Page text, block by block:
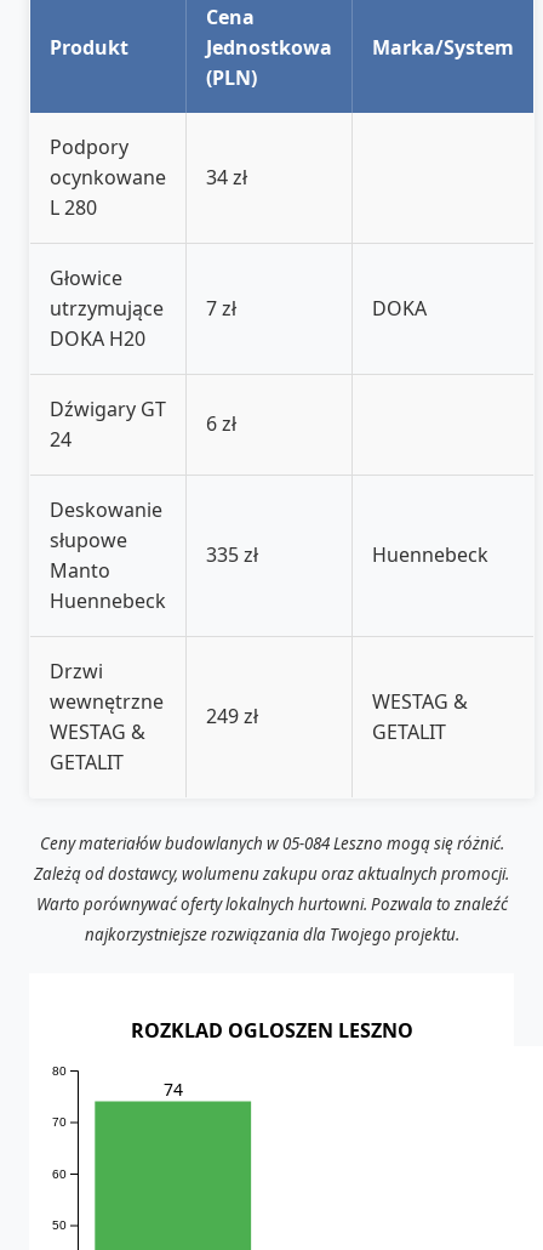
Produkt
Cena
Jednostkowa
(PLN)
Marka/System
Podpory
ocynkowane
L 280
34 zł
Głowice
utrzymujące
DOKA H20
7 zł DOKA
Dźwigary GT
24
6 zł
Deskowanie
słupowe
Manto
Huennebeck
335 zł Huennebeck
Drzwi
wewnętrzne
WESTAG &
GETALIT
249 zł
WESTAG &
GETALIT
Ceny materiałów budowlanych w 05-084 Leszno mogą się różnić.
Zależą od dostawcy, wolumenu zakupu oraz aktualnych promocji.
Warto porównywać oferty lokalnych hurtowni. Pozwala to znaleźć
najkorzystniejsze rozwiązania dla Twojego projektu.
ROZKLAD OGLOSZEN LESZNO
50
60
70
80
74